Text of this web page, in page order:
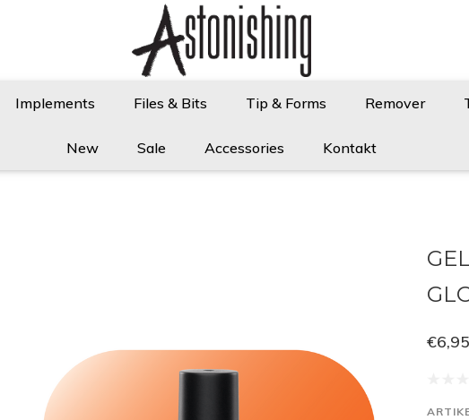
Implements Files & Bits Tip & Forms Remover
New Sale Accessories Kontakt
€6,95